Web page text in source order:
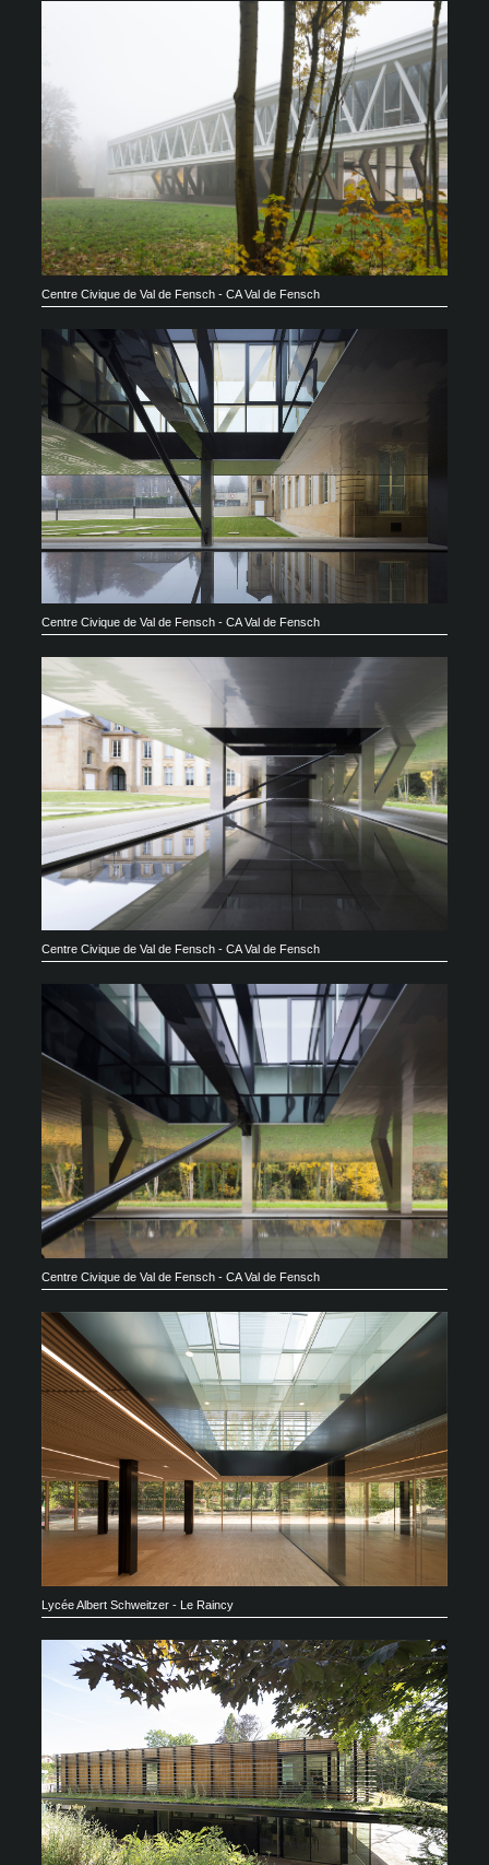
Centre Civique de Val de Fensch - CA Val de Fensch
Centre Civique de Val de Fensch - CA Val de Fensch
Centre Civique de Val de Fensch - CA Val de Fensch
Centre Civique de Val de Fensch - CA Val de Fensch
Lycée Albert Schweitzer - Le Raincy